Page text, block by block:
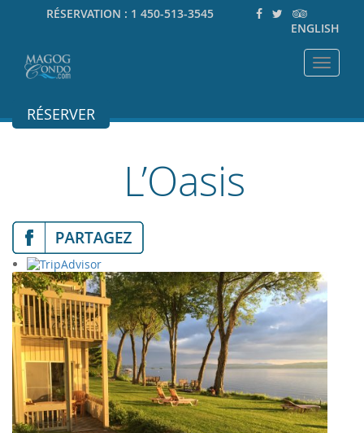
RÉSERVATION : 1 450-513-3545
ENGLISH
Toggle
RÉSERVER
L’Oasis